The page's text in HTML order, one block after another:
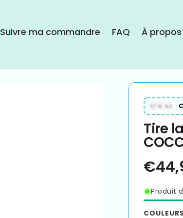
Suivre ma commandre FAQ
À propos
Tire
Produit